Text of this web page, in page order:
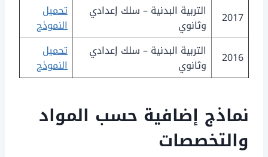
2017
التربية البدنية – سلك إعدادي
وثانوي
تحميل
النموذج
2016
التربية البدنية – سلك إعدادي
وثانوي
تحميل
النموذج
نماذج إضافية حسب المواد
والتخصصات